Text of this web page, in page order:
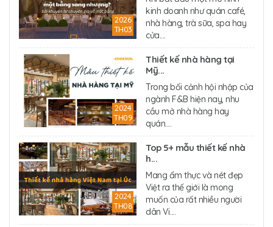
2026
TH03
kinh doanh như quán café,
nhà hàng, trà sữa, spa hay
cửa....
2024
TH09
Thiết kế nhà hàng tại
Mỹ...
Trong bối cảnh hội nhập của
ngành F&B hiện nay, nhu
cầu mở nhà hàng hay
quán....
2024
TH08
Top 5+ mẫu thiết kế nhà
h...
Mang ẩm thực và nét đẹp
Việt ra thế giới là mong
muốn của rất nhiều người
dân Vi....